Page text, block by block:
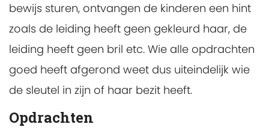
bewijs sturen, ontvangen de kinderen een hint
zoals de leiding heeft geen gekleurd haar, de
leiding heeft geen bril etc. Wie alle opdrachten
goed heeft afgerond weet dus uiteindelijk wie
de sleutel in zijn of haar bezit heeft.
Opdrachten